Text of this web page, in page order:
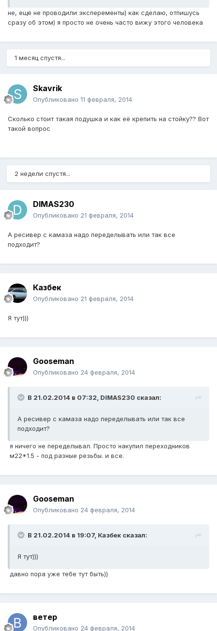
не, ещё не проводили эксперементы) как сделаю, отпишусь
сразу об этом) я просто не очень часто вижу этого человека
1 месяц спустя...
Skavrik
Опубликовано 11 февраля, 2014
Сколько стоит такая подушка и как её крепить на стойку?? Вот
такой вопрос
2 недели спустя...
DIMAS230
Опубликовано 21 февраля, 2014
А ресивер с камаза надо переделывать или так все
подходит?
Казбек
Опубликовано 21 февраля, 2014
Я тут)))
Gooseman
Опубликовано 24 февраля, 2014
В 21.02.2014 в 07:32, DIMAS230 сказал:
А ресивер с камаза надо переделывать или так все
подходит?
я ничего не переделывал. Просто накупил переходников
м22*1.5 - под разные резьбы. и все.
Gooseman
Опубликовано 24 февраля, 2014
В 21.02.2014 в 19:07, Казбек сказал:
Я тут)))
давно пора уже тебе тут быть))
ветер
Опубликовано 24 февраля, 2014